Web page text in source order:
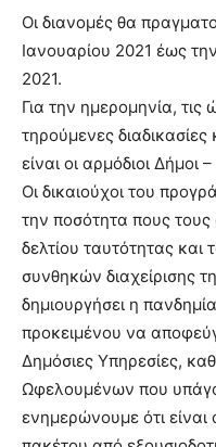
Οι διανομές θα
Ιανουαρίου 2021 έως
2021.
Για την ημερομηνία, τις
τηρούμενες
είναι οι αρμόδιοι Δήμοι
Οι δικαιούχοι του
την ποσότητα πους τους
δελτίου ταυτότητας
συνθηκών διαχείρισης
δημιουργήσει η
προκειμένου να
Δημόσιες Υπηρεσίες,
Ωφελουμένων που
ενημερώνουμε ότι